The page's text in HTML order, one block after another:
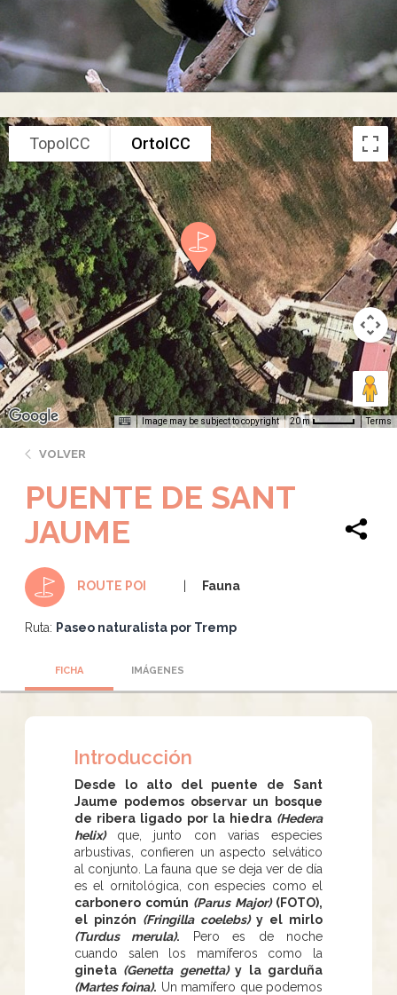
TopoICC OrtoICC
Image may be subject to copyright 20 m Terms
VOLVER
PUENTE DE SANT
JAUME
ROUTE POI Fauna
Ruta: Paseo naturalista por Tremp
FICHA IMÁGENES
Introducción
Desde lo alto del puente de Sant
Jaume podemos observar un bosque
de ribera ligado por la hiedra (Hedera
helix)que, junto con varias especies
arbustivas, confieren un aspecto selvático
al conjunto. La fauna que se deja ver de día
es el ornitológica, con especies como el
carbonero común (Parus Major)(FOTO),
el pinzón (Fringilla coelebs)y el mirlo
(Turdus merula). Pero es de noche
cuando salen los mamíferos como la
gineta (Genetta genetta)y la garduña
(Martes foina). Un mamífero que podemos